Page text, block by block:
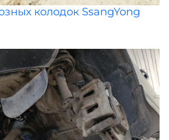
колодок SsangYong